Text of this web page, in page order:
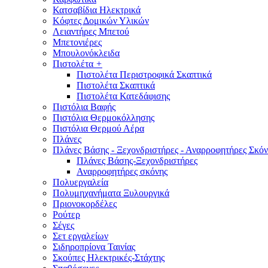
Κατσαβίδια Ηλεκτρικά
Κόφτες Δομικών Υλικών
Λειαντήρες Μπετού
Μπετονιέρες
Μπουλονόκλειδα
Πιστολέτα +
Πιστολέτα Περιστροφικά Σκαπτικά
Πιστολέτα Σκαπτικά
Πιστολέτα Κατεδάφισης
Πιστόλια Βαφής
Πιστόλια Θερμοκόλλησης
Πιστόλια Θερμού Αέρα
Πλάνες
Πλάνες Βάσης - Ξεχονδριστήρες - Αναρροφητήρες
Πλάνες Βάσης-Ξεχονδριστήρες
Αναρροφητήρες σκόνης
Πολυεργαλεία
Πολυμηχανήματα Ξυλουργικά
Πριονοκορδέλες
Ρούτερ
Σέγες
Σετ εργαλείων
Σιδηροπρίονα Ταινίας
Σκούπες Ηλεκτρικές-Στάχτης